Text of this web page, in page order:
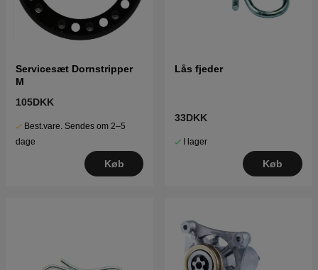
Servicesæt Dornstripper
M
105DKK
Best.vare. Sendes om 2–5
dage
Køb
Lås fjeder
33DKK
I lager
Køb